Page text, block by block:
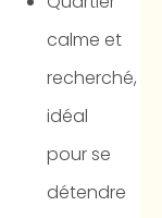
calme et
recherché,
idéal
pour se
détendre